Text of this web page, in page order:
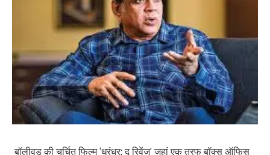
बॉलीवुड की चर्चित फिल्म ‘धुरंधर: द रिवेंज’ जहां एक तरफ बॉक्स ऑफिस